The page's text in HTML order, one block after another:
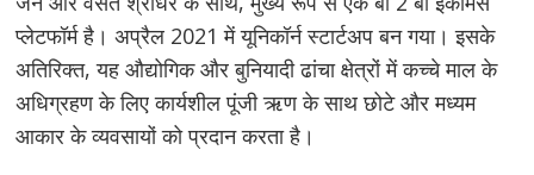
प्लेटफॉर्म है। अप्रैल 2021 में यूनिकॉर्न स्टार्टअप बन गया। इसके
अतिरिक्त, यह औद्योगिक और बुनियादी ढांचा क्षेत्रों में कच्चे माल के
अधिग्रहण के लिए कार्यशील पूंजी ऋण के साथ छोटे और मध्यम
आकार के व्यवसायों को प्रदान करता है।